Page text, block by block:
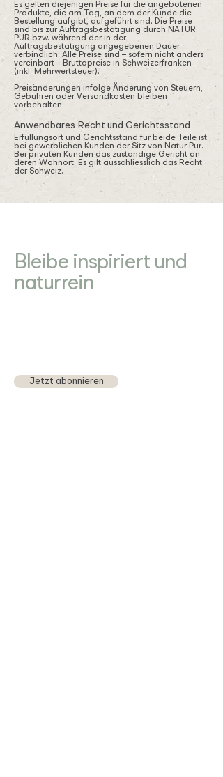
Es gelten diejenigen Preise für die angebotenen
Produkte, die am Tag, an dem der Kunde die
Bestellung aufgibt, aufgeführt sind. Die Preise
sind bis zur Auftragsbestätigung durch NATUR
PUR bzw. während der in der
Auftragsbestätigung angegebenen Dauer
verbindlich. Alle Preise sind – sofern nicht anders
vereinbart – Bruttopreise in Schweizerfranken
(inkl. Mehrwertsteuer).
Preisänderungen infolge Änderung von Steuern,
Gebühren oder Versandkosten bleiben
vorbehalten.
Anwendbares Recht und Gerichtsstand
Erfüllungsort und Gerichtsstand für beide Teile ist
bei gewerblichen Kunden der Sitz von Natur Pur.
Bei privaten Kunden das zuständige Gericht an
deren Wohnort. Es gilt ausschliesslich das Recht
der Schweiz.
Bleibe inspiriert und
naturrein
Jetzt abonnieren